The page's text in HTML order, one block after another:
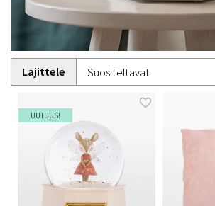
Lajittele
UUTUUS!